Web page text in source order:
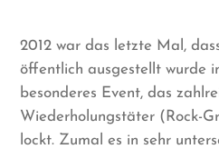
2012 war das letzte Mal,
öffentlich ausgestellt wurde
besonderes Event, das
Wiederholungstäter (Rock-
lockt. Zumal es in sehr